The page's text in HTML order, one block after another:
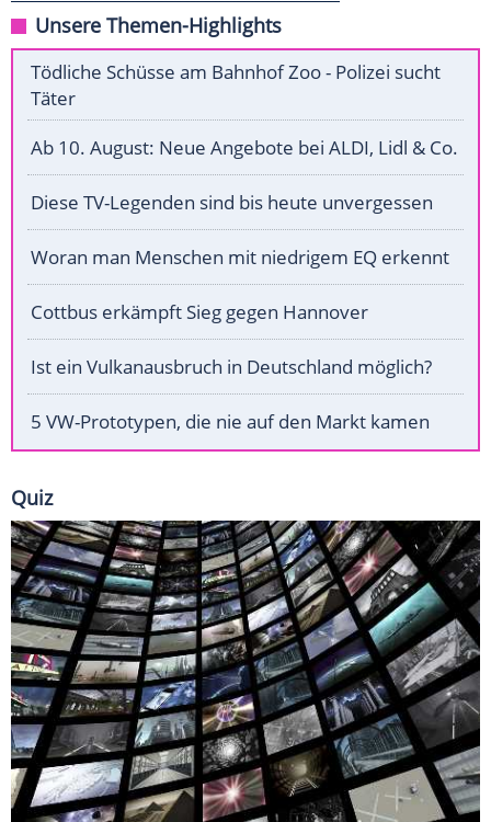
Unsere Themen-Highlights
Tödliche Schüsse am Bahnhof Zoo - Polizei sucht
Täter
Ab 10. August: Neue Angebote bei ALDI, Lidl & Co.
Diese TV-Legenden sind bis heute unvergessen
Woran man Menschen mit niedrigem EQ erkennt
Cottbus erkämpft Sieg gegen Hannover
Ist ein Vulkanausbruch in Deutschland möglich?
5 VW-Prototypen, die nie auf den Markt kamen
Quiz